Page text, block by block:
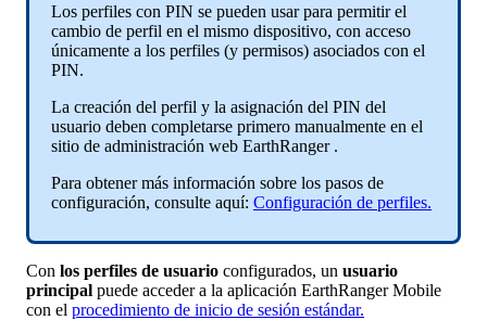
Los perfiles con PIN se pueden usar para permitir el
cambio de perfil en el mismo dispositivo, con acceso
únicamente a los perfiles (y permisos) asociados con el
PIN.
La creación del perfil y la asignación del PIN del
usuario deben completarse primero manualmente en el
sitio de administración web EarthRanger .
Para obtener más información sobre los pasos de
configuración, consulte aquí: Configuración de perfiles.
Con los perfiles de usuario configurados, un usuario
principal puede acceder a la aplicación EarthRanger Mobile
con el procedimiento de inicio de sesión estándar.